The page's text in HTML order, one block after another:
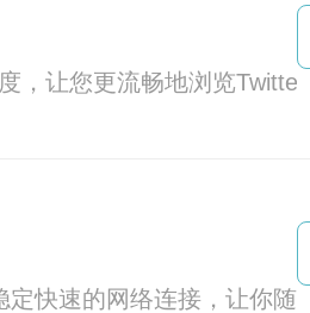
让您更流畅地浏览Twitter
快速的网络连接，让你随